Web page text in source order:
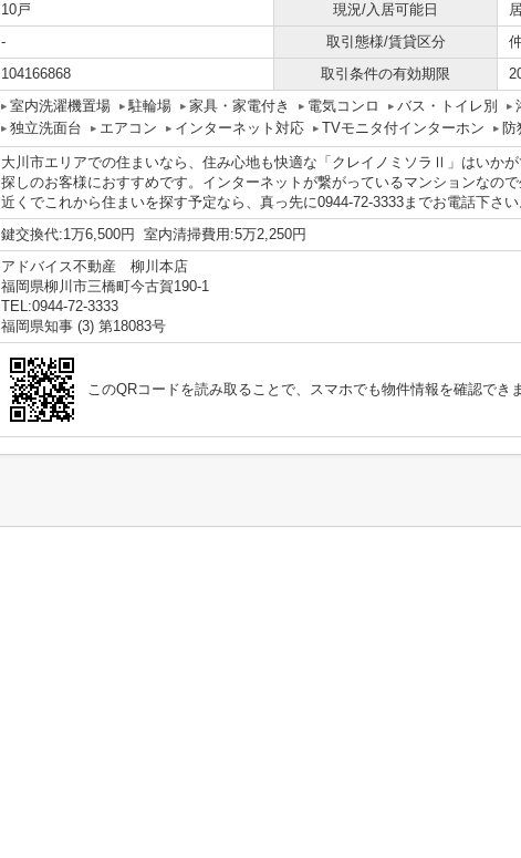
10戸 現況/入居可能日
- 取引態様/賃貸区分
104166868 取引条件の有効期限
室内洗濯機置場 駐輪場 家具・家電付き 電気コンロ バス・トイレ別
独立洗面台
エアコン インターネット対応 TVモニタ付インターホン 防
大川市エリアでの住まいなら、住み心地も快適な「クレイノミソラⅡ」はいか
探しのお客様におすすめです。インターネットが繋がっているマンションなの
近くでこれから住まいを探す予定なら、真っ先に0944-72-3333までお電話下さ
鍵交換代:1万6,500円 室内清掃費用:5万2,250円
アドバイス不動産 柳川本店
福岡県柳川市三橋町今古賀190-1
TEL:0944-72-3333
福岡県知事 (3) 第18083号
このQRコードを読み取ることで、スマホでも物件情報を確認でき